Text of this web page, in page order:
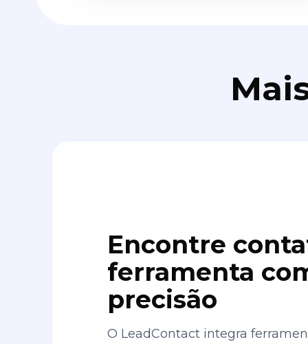
Encontre
ferramenta
precisão
O LeadContact integra